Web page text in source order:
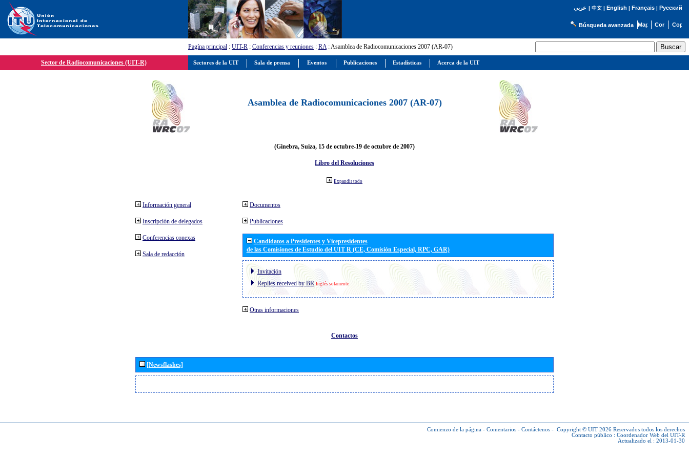
عربي | 中文| English | Français| Русский
Búsqueda avanzada
Pagína principal : UIT-R : Conferencias y reuniones : RA: Asamblea de Radiocomunicaciones 2007 (AR-07)
Sector de Radiocomunicaciones (UIT-R)
Asamblea de Radiocomunicaciones 2007 (AR-07)
(Ginebra, Suiza, 15 de octubre-19 de octubre de 2007)
Libro del Resoluciones
Expandir todo
Información general
Inscripción de delegados
Conferencias conexas
Sala de redacción
Documentos
Publicaciones
Candidatos a Presidentes y Vicepresidentes
de las Comisiones de Estudio del UIT R (CE, Comisión Especial, RPC, GAR)
Invitación
Replies received by BR Inglés solamente
Otras informaciones
Contactos
[Newsflashes]
Comienzo de la página - Comentarios - Contáctenos - Copyright © UIT 2026 Reservados todos los derechos
Contacto público : Coordenador Web del UIT-R
Actualizado el : 2013-01-30
Sectores de la UIT Sala de prensa Eventos Publicaciones Estadísticas Acerca de la UIT